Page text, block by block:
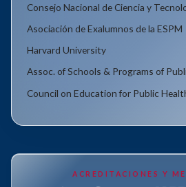
Consejo Nacional de Ciencia y
Asociación de Exalumnos de la ESPM
Harvard University
Assoc. of Schools & Programs of
Council on Education for Public
ACREDITACIONES Y